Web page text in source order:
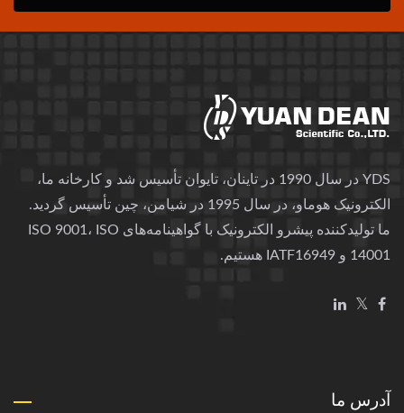
YDS در سال 1990 در تاینان، تایوان تأسیس شد و کارخانه ما،
الکترونیک هوماو، در سال 1995 در شیامن، چین تأسیس گردید.
ما تولیدکننده پیشرو الکترونیک با گواهینامه‌های ISO 9001، ISO
14001 و IATF16949 هستیم.
آدرس ما